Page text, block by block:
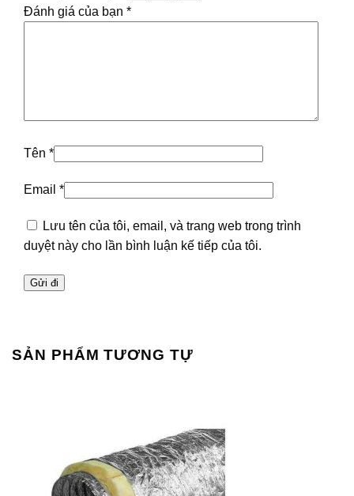
Đánh giá của bạn *
Tên *
Email *
Lưu tên của tôi, email, và trang web trong trình
duyệt này cho lần bình luận kế tiếp của tôi.
SẢN PHẨM TƯƠNG TỰ